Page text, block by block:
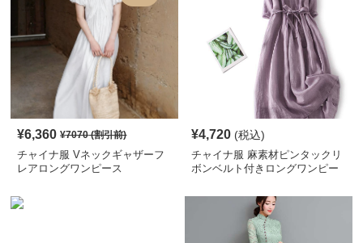
¥6,360 ¥7070(割引前)
チャイナ服 Vネックギャザーフ
レアロングワンピース
¥4,720 (税込)
チャイナ服 麻素材ピンタックリ
ボンベルト付きロングワンピー